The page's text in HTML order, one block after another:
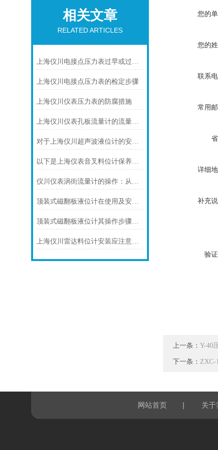
相关文章
RELATED ARTICLES
上海仪川电接点压力表过早或过晚发生信号
上海仪川电接点压力表的检定步骤
上海仪川仪表压力表的防腐措施
上海仪川仪表孔板流量计的流量计算公式
对于上海仪川超声波液位计的安装原理你可知晓！
以下是上海仪表音叉料位计保养的技巧
仪川仪表涡街流量计的操作：从头开始学
顶装式磁翻板液位计在使用及安装前需要做些什么呢？
顶装式磁翻板液位计其操作步骤可分为四个阶段
上海仪川雷达料位计安装应注意的7个问题
您的
您的
联系
常用
详细
补充
验
上一条： Y-40
下一条： ZXC-
网站首页 | 关于